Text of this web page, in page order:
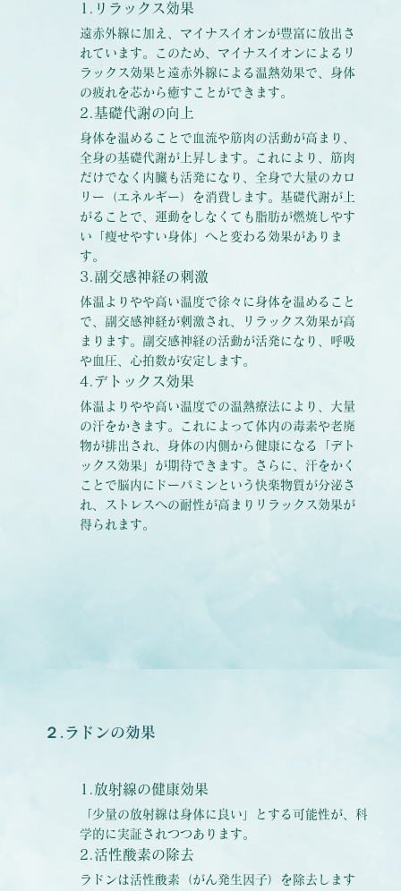
1.リラックス効果
遠赤外線に加え、マイナスイオンが豊富に放出さ
れています。このため、マイナスイオンによるリ
ラックス効果と遠赤外線による温熱効果で、身体
の疲れを芯から癒すことができます。
2.基礎代謝の向上
身体を温めることで血流や筋肉の活動が高まり、
全身の基礎代謝が上昇します。これにより、筋肉
だけでなく内臓も活発になり、全身で大量のカロ
リー（エネルギー）を消費します。基礎代謝が上
がることで、運動をしなくても脂肪が燃焼しやす
い「痩せやすい身体」へと変わる効果がありま
す。
3.副交感神経の刺激
体温よりやや高い温度で徐々に身体を温めること
で、副交感神経が刺激され、リラックス効果が高
まります。副交感神経の活動が活発になり、呼吸
や血圧、心拍数が安定します。
4.デトックス効果
体温よりやや高い温度での温熱療法により、大量
の汗をかきます。これによって体内の毒素や老廃
物が排出され、身体の内側から健康になる「デト
ックス効果」が期待できます。さらに、汗をかく
ことで脳内にドーパミンという快楽物質が分泌さ
れ、ストレスへの耐性が高まりリラックス効果が
得られます。
２.ラドンの効果
1.放射線の健康効果
「少量の放射線は身体に良い」とする可能性が、科
学的に実証されつつあります。
2.活性酸素の除去
ラドンは活性酸素（がん発生因子）を除去します